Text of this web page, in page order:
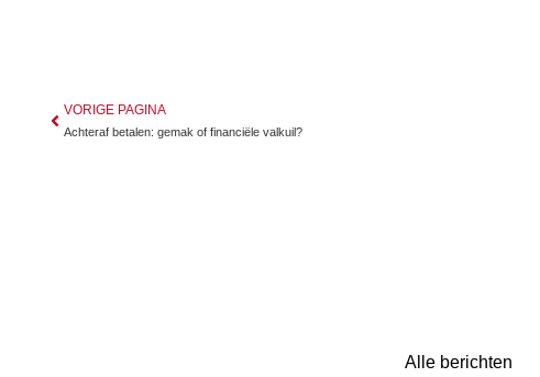
VORIGE PAGINA
Achteraf betalen: gemak of financiële valkuil?
Alle berichten